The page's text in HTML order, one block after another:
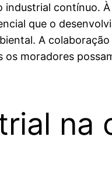
contínuo.
que o
A
moradores
na